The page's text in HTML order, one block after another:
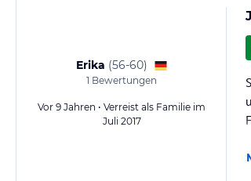
Erika (56-60)
1 Bewertungen
Vor 9 Jahren • Verreist als Familie im
Juli 2017